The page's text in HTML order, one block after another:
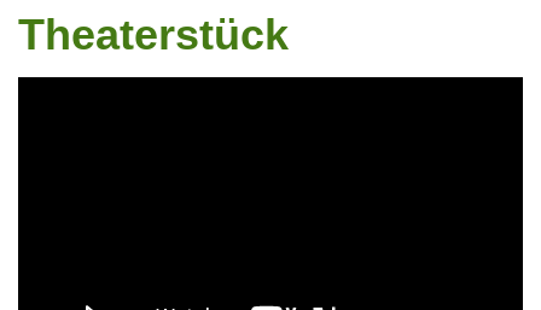
Theaterstück